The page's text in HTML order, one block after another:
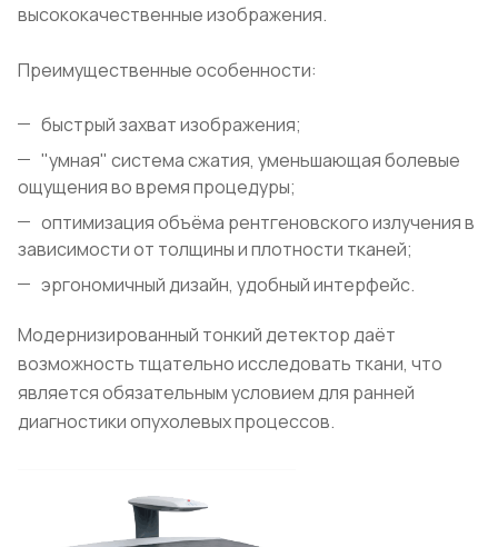
высококачественные изображения.
Преимущественные особенности:
быстрый захват изображения;
"умная" система сжатия, уменьшающая болевые
ощущения во время процедуры;
оптимизация объёма рентгеновского излучения в
зависимости от толщины и плотности тканей;
эргономичный дизайн, удобный интерфейс.
Модернизированный тонкий детектор даёт
возможность тщательно исследовать ткани, что
является обязательным условием для ранней
диагностики опухолевых процессов.